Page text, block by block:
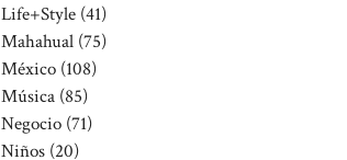
Life+Style (41)
Mahahual (75)
México (108)
Música (85)
Negocio (71)
Niños (20)